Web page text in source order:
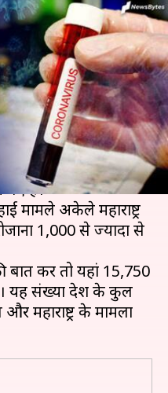
महाराष्ट्र में
मुंबई में 20
pm
19) के मामले तेजी से
गए हैं।
मामले अकेले महाराष्ट्र
1,000 से ज्यादा से
करें तो यहां 15,750
यह संख्या देश के कुल
महाराष्ट्र के मामलों